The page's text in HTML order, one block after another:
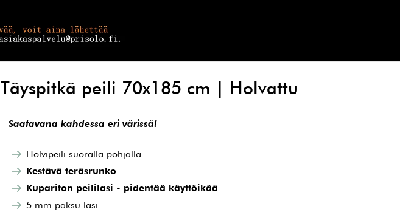
Täyspitkä peili 70x185 cm | Holvattu
Saatavana kahdessa eri värissä!
Holvipeili suoralla pohjalla
Kestävä teräsrunko
Kupariton peililasi - pidentää käyttöikää
5 mm paksu lasi